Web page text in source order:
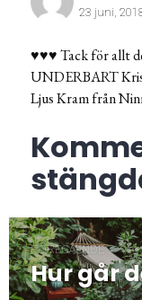
23 juni,
♥️♥️♥️ Tack för allt
UNDERBART
Ljus Kram från
FÖREGÅENDE
Föregående
post:
Hur går